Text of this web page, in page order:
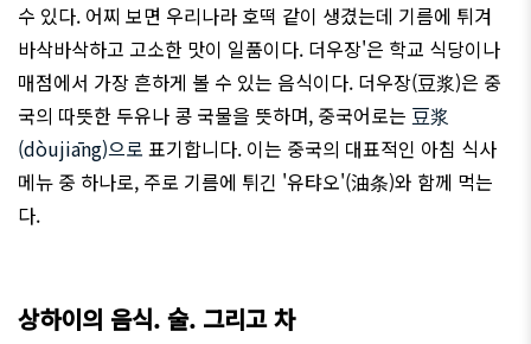
수 있다. 어찌 보면 우리나라 호떡 같이 생겼는데 기름에 튀겨
바삭바삭하고 고소한 맛이 일품이다. 더우장'은 학교 식당이나
매점에서 가장 흔하게 볼 수 있는 음식이다. 더우장(豆浆)은 중
국의 따뜻한 두유나 콩 국물을 뜻하며, 중국어로는 豆浆
(dòujiāng)으로 표기합니다. 이는 중국의 대표적인 아침 식사
메뉴 중 하나로, 주로 기름에 튀긴 '유탸오'(油条)와 함께 먹는
다.
상하이의 음식. 술. 그리고 차